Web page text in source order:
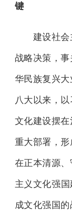
键
建设社会主
战略决策，
华民族复兴
八大以来，
文化建设摆
重大部署，
在正本清源
主义文化强
成文化强国